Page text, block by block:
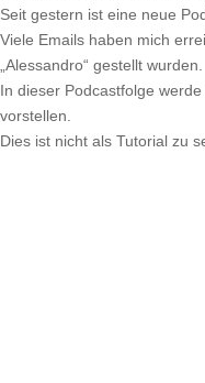
Seit gestern ist eine neue
Viele Emails haben mich
„Alessandro“ gestellt wurden.
In dieser Podcastfolge
vorstellen.
Dies ist nicht als Tutorial zu